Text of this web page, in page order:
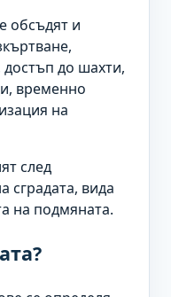
обсъдят и
достъп до шахти,
временно
на
след
сградата, вида
на подмяната.